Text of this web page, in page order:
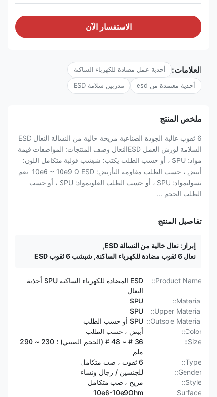
الاستفسار الآن
العلامات: أحذية عمل مضادة للكهرباء الساكنة
أحذية معتمدة من esd مدربين سلامة ESD
ملخص المنتج
6 ثقوب عالية الجودة الصناعية مريحة خالية من النسالة النعال ESD
السلامة لورش العمل ESDالنعال وصف المنتجات: المواصفات قيمة
مواد: SPU ، أو حسب الطلب يكتب: شبشب قولبة متكامل اللون:
أبيض ، حسب الطلب مقاومة التأريض: 10e6 ~ 10e9 Ω ESD: نعم
تسوليمواد: SPU ، أو حسب الطلب العلويمواد: SPU ، أو حسب
الطلب الحجم ...
تفاصيل المنتج
إبراز: نعال خالية من النسالة ESD
,
نعال 6 ثقوب مضادة للكهرباء الساكنة
, شبشب 6 ثقوب ESD
Product Name::
ESD المضادة للكهرباء الساكنة SPU أحذية
النعال
Material::
SPU
Upper Material::
SPU
Outsole Material::
SPU أو حسب الطلب
Color::
أبيض ، حسب الطلب
Size::
36 # ~ 48 # (الحجم الصيني) ؛ 230 ~ 290
ملم
Type::
6 ثقوب ، صب متكامل
Gender::
للجنسين / رجال ونساء
Style::
مريح ، صب متكامل
Surface
10e6-10e9Ohm